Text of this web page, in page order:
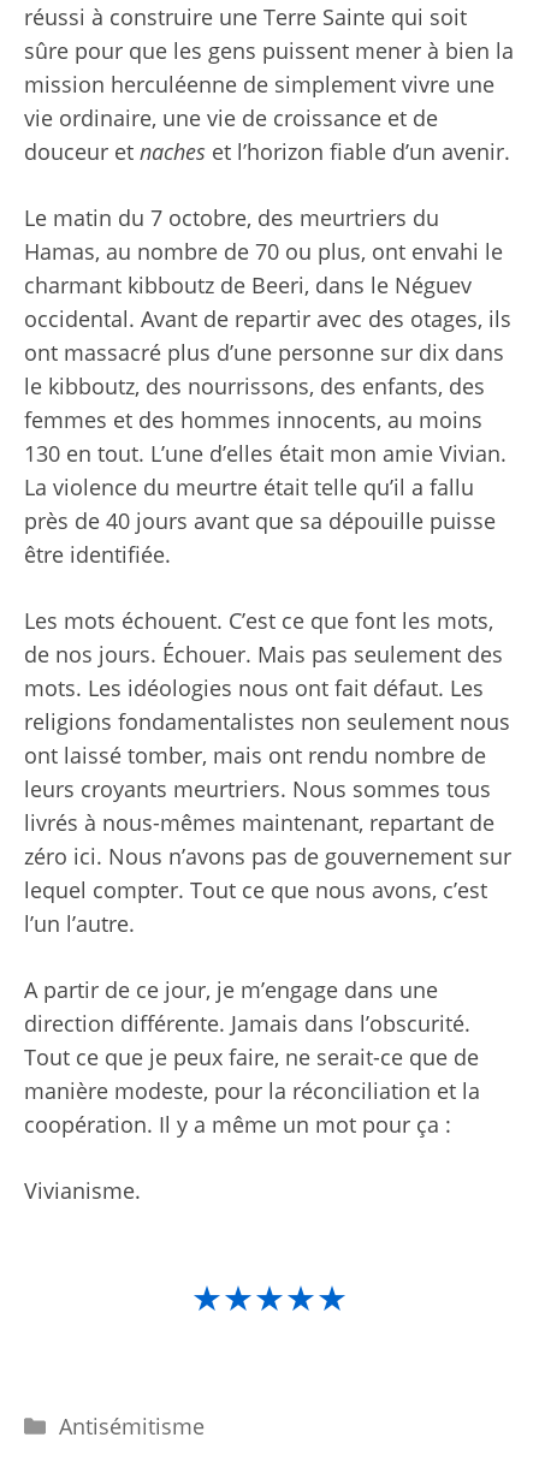
réussi à construire une Terre Sainte qui soit
sûre pour que les gens puissent mener à bien la
mission herculéenne de simplement vivre une
vie ordinaire, une vie de croissance et de
douceur et naches et l’horizon fiable d’un avenir.
Le matin du 7 octobre, des meurtriers du
Hamas, au nombre de 70 ou plus, ont envahi le
charmant kibboutz de Beeri, dans le Néguev
occidental. Avant de repartir avec des otages, ils
ont massacré plus d’une personne sur dix dans
le kibboutz, des nourrissons, des enfants, des
femmes et des hommes innocents, au moins
130 en tout. L’une d’elles était mon amie Vivian.
La violence du meurtre était telle qu’il a fallu
près de 40 jours avant que sa dépouille puisse
être identifiée.
Les mots échouent. C’est ce que font les mots,
de nos jours. Échouer. Mais pas seulement des
mots. Les idéologies nous ont fait défaut. Les
religions fondamentalistes non seulement nous
ont laissé tomber, mais ont rendu nombre de
leurs croyants meurtriers. Nous sommes tous
livrés à nous-mêmes maintenant, repartant de
zéro ici. Nous n’avons pas de gouvernement sur
lequel compter. Tout ce que nous avons, c’est
l’un l’autre.
A partir de ce jour, je m’engage dans une
direction différente. Jamais dans l’obscurité.
Tout ce que je peux faire, ne serait-ce que de
manière modeste, pour la réconciliation et la
coopération. Il y a même un mot pour ça :
Vivianisme.
★★★★★
Catégories
Antisémitisme